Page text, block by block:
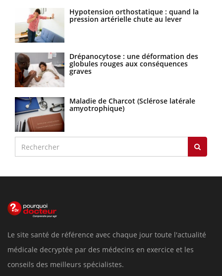
Hypotension orthostatique : quand la
pression artérielle chute au lever
Drépanocytose : une déformation des
globules rouges aux conséquences
graves
Maladie de Charcot (Sclérose latérale
amyotrophique)
Le site santé de référence avec chaque jour toute l'actualité
médicale decryptée par des médecins en exercice et les
conseils des meilleurs spécialistes.